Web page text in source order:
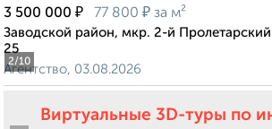
2/10
3 500 000 ₽ 77 800 ₽ за м²
Заводской район, мкр. 2-й
25
Агентство, 03.08.2026
Виртуальные 3D-туры по